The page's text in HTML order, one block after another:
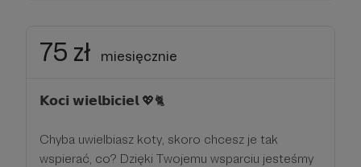
75 zł miesięcznie
𝗞𝗼𝗰𝗶 𝘄𝗶𝗲𝗹𝗯𝗶𝗰𝗶𝗲𝗹 💖🐈
Chyba uwielbiasz koty, skoro chcesz je tak
wspierać, co? Dzięki Twojemu wsparciu jesteśmy